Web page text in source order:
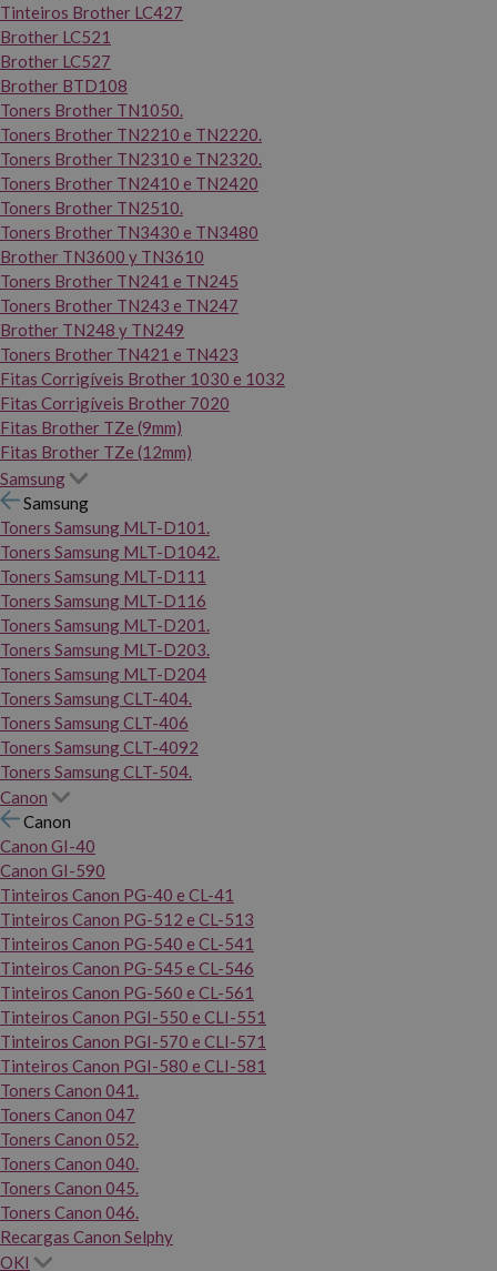
Tinteiros Brother LC427
Brother LC521
Brother LC527
Brother BTD108
Toners Brother TN1050.
Toners Brother TN2210 e TN2220.
Toners Brother TN2310 e TN2320.
Toners Brother TN2410 e TN2420
Toners Brother TN2510.
Toners Brother TN3430 e TN3480
Brother TN3600 y TN3610
Toners Brother TN241 e TN245
Toners Brother TN243 e TN247
Brother TN248 y TN249
Toners Brother TN421 e TN423
Fitas Corrigíveis Brother 1030 e 1032
Fitas Corrigíveis Brother 7020
Fitas Brother TZe (9mm)
Fitas Brother TZe (12mm)
Samsung
Samsung
Toners Samsung MLT-D101.
Toners Samsung MLT-D1042.
Toners Samsung MLT-D111
Toners Samsung MLT-D116
Toners Samsung MLT-D201.
Toners Samsung MLT-D203.
Toners Samsung MLT-D204
Toners Samsung CLT-404.
Toners Samsung CLT-406
Toners Samsung CLT-4092
Toners Samsung CLT-504.
Canon
Canon
Canon GI-40
Canon GI-590
Tinteiros Canon PG-40 e CL-41
Tinteiros Canon PG-512 e CL-513
Tinteiros Canon PG-540 e CL-541
Tinteiros Canon PG-545 e CL-546
Tinteiros Canon PG-560 e CL-561
Tinteiros Canon PGI-550 e CLI-551
Tinteiros Canon PGI-570 e CLI-571
Tinteiros Canon PGI-580 e CLI-581
Toners Canon 041.
Toners Canon 047
Toners Canon 052.
Toners Canon 040.
Toners Canon 045.
Toners Canon 046.
Recargas Canon Selphy
OKI